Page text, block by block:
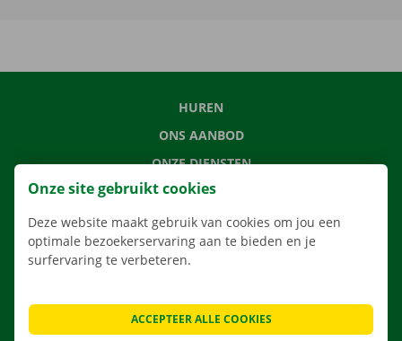
HUREN
ONS AANBOD
ONZE DIENSTEN
LOCATIES
APP
VERHUISOPLOSSINGEN
CONTACTEER ONS
Onze site gebruikt cookies
Deze website maakt gebruik van cookies om jou een
optimale bezoekerservaring aan te bieden en je
surfervaring te verbeteren.
ACCEPTEER ALLE COOKIES